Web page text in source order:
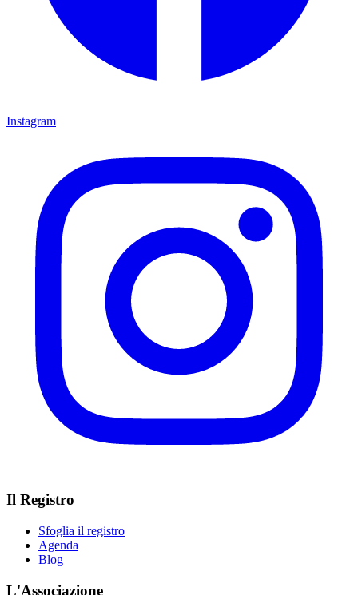
Instagram
Il Registro
Sfoglia il registro
Agenda
Blog
L'Associazione